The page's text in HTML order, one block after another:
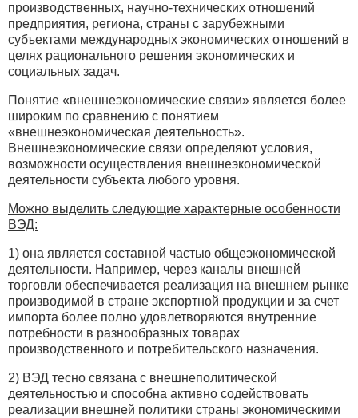
производственных, научно-технических отношений
предприятия, региона, страны с зарубежными
субъектами международных экономических отношений в
целях рационального решения экономических и
социальных задач.
Понятие «внешнеэкономические связи» является более
широким по сравнению с понятием
«внешнеэкономическая деятельность».
Внешнеэкономические связи определяют условия,
возможности осуществления внешнеэкономической
деятельности субъекта любого уровня.
Можно выделить следующие характерные особенности
ВЭД:
1) она является составной частью общеэкономической
деятельности. Например, через каналы внешней
торговли обеспечивается реализация на внешнем рынке
производимой в стране экспортной продукции и за счет
импорта более полно удовлетворяются внутренние
потребности в разнообразных товарах
производственного и потребительского назначения.
2) ВЭД тесно связана с внешнеполитической
деятельностью и способна активно содействовать
реализации внешней политики страны экономическими